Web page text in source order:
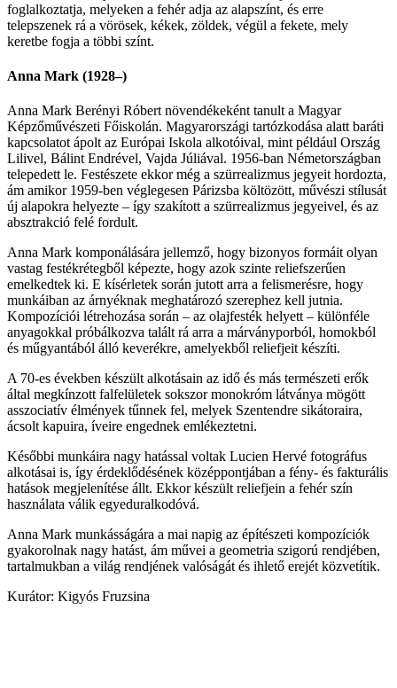
foglalkoztatja, melyeken a fehér adja az alapszínt, és erre
telepszenek rá a vörösek, kékek, zöldek, végül a fekete, mely
keretbe fogja a többi színt.
Anna Mark (1928–)
Anna Mark Berényi Róbert növendékeként tanult a Magyar
Képzőművészeti Főiskolán. Magyarországi tartózkodása alatt baráti
kapcsolatot ápolt az Európai Iskola alkotóival, mint például Ország
Lilivel, Bálint Endrével, Vajda Júliával. 1956-ban Németországban
telepedett le. Festészete ekkor még a szürrealizmus jegyeit hordozta,
ám amikor 1959-ben véglegesen Párizsba költözött, művészi stílusát
új alapokra helyezte – így szakított a szürrealizmus jegyeivel, és az
absztrakció felé fordult.
Anna Mark komponálására jellemző, hogy bizonyos formáit olyan
vastag festékrétegből képezte, hogy azok szinte reliefszerűen
emelkedtek ki. E kísérletek során jutott arra a felismerésre, hogy
munkáiban az árnyéknak meghatározó szerephez kell jutnia.
Kompozíciói létrehozása során – az olajfesték helyett – különféle
anyagokkal próbálkozva talált rá arra a márványporból, homokból
és műgyantából álló keverékre, amelyekből reliefjeit készíti.
A 70-es években készült alkotásain az idő és más természeti erők
által megkínzott falfelületek sokszor monokróm látványa mögött
asszociatív élmények tűnnek fel, melyek Szentendre sikátoraira,
ácsolt kapuira, íveire engednek emlékeztetni.
Későbbi munkáira nagy hatással voltak Lucien Hervé fotográfus
alkotásai is, így érdeklődésének középpontjában a fény- és fakturális
hatások megjelenítése állt. Ekkor készült reliefjein a fehér szín
használata válik egyeduralkodóvá.
Anna Mark munkásságára a mai napig az építészeti kompozíciók
gyakorolnak nagy hatást, ám művei a geometria szigorú rendjében,
tartalmukban a világ rendjének valóságát és ihlető erejét közvetítik.
Kurátor: Kigyós Fruzsina